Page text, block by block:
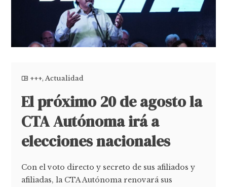
+++,Actualidad
El próximo 20 de agosto la
CTA Autónoma irá a
elecciones nacionales
Con el voto directo y secreto de sus afiliados y
afiliadas, la CTA Autónoma renovará sus